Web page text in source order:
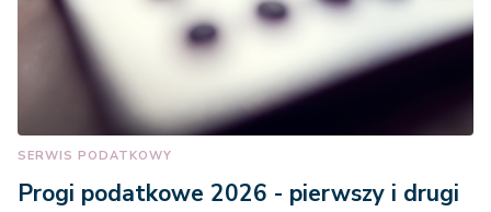
SERWIS PODATKOWY
Progi podatkowe 2026 - pierwszy i drugi